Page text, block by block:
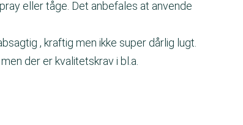
eller tåge. Det anbefales at anvende
, kraftig men ikke super dårlig lugt.
der er kvalitetskrav i bl.a.